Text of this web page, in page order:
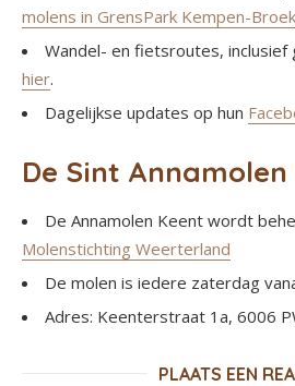
molens in GrensPark Kempen-Broek
Wandel- en fietsroutes,
hier.
Dagelijkse updates op hun
De Sint Annamolen
De Annamolen Keent wordt
Molenstichting Weerterland
De molen is iedere zaterdag
Adres: Keenterstraat 1a, 6006
PLAATS EEN